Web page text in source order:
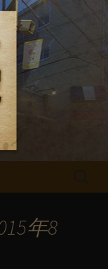
大栄」の
」からのお
年8